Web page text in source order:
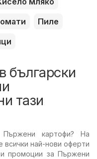
Пиле
български
тази
Пържени картофи? На
най-нови оферти
промоции за Пържени